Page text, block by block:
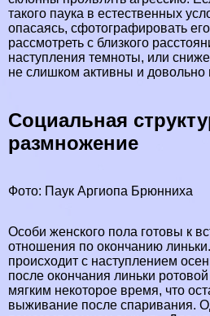
такого паука в естественных
опасаясь, сфотографировать
рассмотреть с близкого
наступления темноты, или
не слишком активны и
Социальная
размножение
Фото: Паук Аргиопа Брюнниха
Особи женского пола готовы к
отношения по окончанию
происходит с наступлением
после окончания линьки
мягким некоторое время, что
выживание после спаривания.